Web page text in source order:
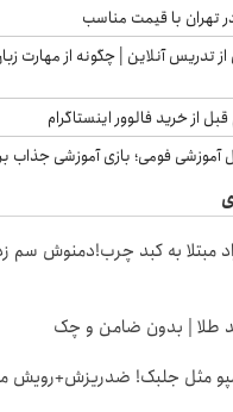
تهران با قیمت مناسب
تدریس آنلاین | چگونه از مهارت
از خرید فالوور اینستاگرام
آموزشی فومی؛ بازی آموزشی جذاب
مبتلا به کبد چرب!دمنوش سم
مثل جلبک! ضدریزش+رویش